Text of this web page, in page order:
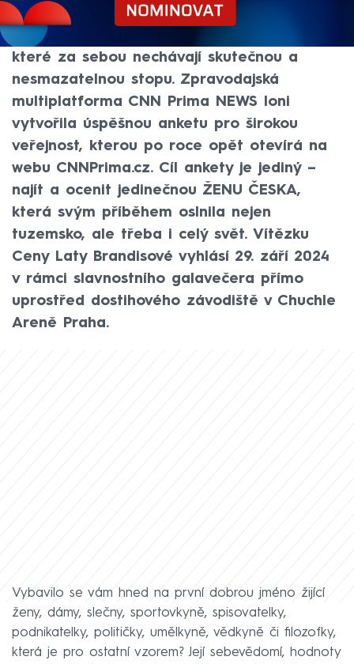
přírodě i památkách. Ten nejzářivější však
dřímá především v lidech a osobnostech,
které za sebou nechávají skutečnou a
nesmazatelnou stopu. Zpravodajská
multiplatforma CNN Prima NEWS loni
vytvořila úspěšnou anketu pro širokou
veřejnost, kterou po roce opět otevírá na
webu CNNPrima.cz. Cíl ankety je jediný –
najít a ocenit jedinečnou ŽENU ČESKA,
která svým příběhem oslnila nejen
tuzemsko, ale třeba i celý svět. Vítězku
Ceny Laty Brandisové vyhlásí 29. září 2024
v rámci slavnostního galavečera přímo
uprostřed dostihového závodiště v Chuchle
Areně Praha.
Vybavilo se vám hned na první dobrou jméno žijící
ženy, dámy, slečny, sportovkyně, spisovatelky,
podnikatelky, političky, umělkyně, vědkyně či filozofky,
která je pro ostatní vzorem? Její sebevědomí, hodnoty